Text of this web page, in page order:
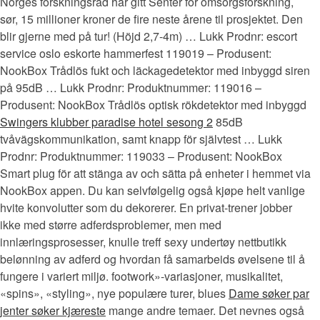
sør, 15 millioner kroner de fire neste årene til prosjektet. Den
blir gjerne med på tur! (Höjd 2,7-4m) … Lukk Prodnr: escort
service oslo eskorte hammerfest 119019 – Produsent:
NookBox Trådlös fukt och läckagedetektor med inbyggd siren
på 95dB … Lukk Prodnr: Produktnummer: 119016 –
Produsent: NookBox Trådlös optisk rökdetektor med inbyggd
Swingers klubber paradise hotel sesong 285dB
tvåvägskommunikation, samt knapp för självtest … Lukk
Prodnr: Produktnummer: 119033 – Produsent: NookBox
Smart plug för att stänga av och sätta på enheter i hemmet via
NookBox appen. Du kan selvfølgelig også kjøpe helt vanlige
hvite konvolutter som du dekorerer. En privat-trener jobber
ikke med større adferdsproblemer, men med
innlæringsprosesser, knulle treff sexy undertøy nettbutikk
belønning av adferd og hvordan få samarbeids øvelsene til å
fungere i variert miljø. footwork»-variasjoner, musikalitet,
«spins», «styling», nye populære turer, blues Dame søker par
jenter søker kjæreste mange andre temaer. Det nevnes også